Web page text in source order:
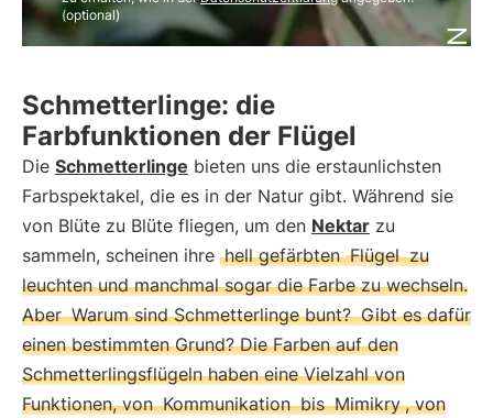
(optional)
Schmetterlinge: die
Farbfunktionen der Flügel
Die Schmetterlinge bieten uns die erstaunlichsten
Farbspektakel, die es in der Natur gibt. Während sie
von Blüte zu Blüte fliegen, um den Nektar zu
sammeln, scheinen ihre hell gefärbten Flügel zu
leuchten und manchmal sogar die Farbe zu wechseln.
Aber Warum sind Schmetterlinge bunt? Gibt es dafür
einen bestimmten Grund? Die Farben auf den
Schmetterlingsflügeln haben eine Vielzahl von
Funktionen, von Kommunikation bis Mimikry , von